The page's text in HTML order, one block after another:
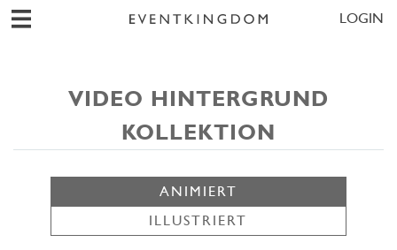
LOGIN
VIDEO HINTERGRUND
KOLLEKTION
ANIMIERT
ILLUSTRIERT